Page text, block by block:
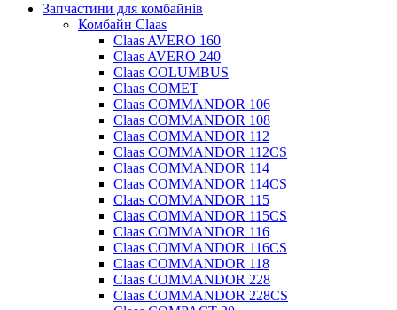
Запчастини для комбайнів
Комбайн Claas
Claas AVERO 160
Claas AVERO 240
Claas COLUMBUS
Claas COMET
Claas COMMANDOR 106
Claas COMMANDOR 108
Claas COMMANDOR 112
Claas COMMANDOR 112CS
Claas COMMANDOR 114
Claas COMMANDOR 114CS
Claas COMMANDOR 115
Claas COMMANDOR 115CS
Claas COMMANDOR 116
Claas COMMANDOR 116CS
Claas COMMANDOR 118
Claas COMMANDOR 228
Claas COMMANDOR 228CS